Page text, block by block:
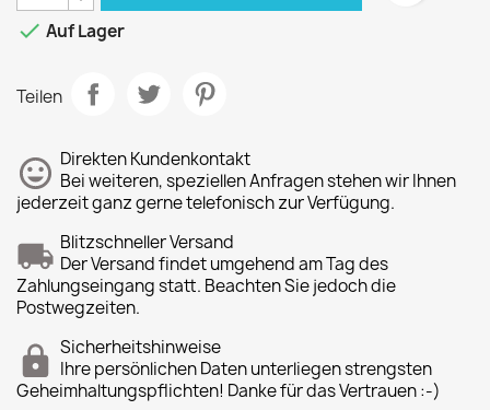
 Auf Lager
Teilen
Direkten Kundenkontakt
Bei weiteren, speziellen Anfragen stehen wir Ihnen
jederzeit ganz gerne telefonisch zur Verfügung.
Blitzschneller Versand
Der Versand findet umgehend am Tag des
Zahlungseingang statt. Beachten Sie jedoch die
Postwegzeiten.
Sicherheitshinweise
Ihre persönlichen Daten unterliegen strengsten
Geheimhaltungspflichten! Danke für das Vertrauen :-)